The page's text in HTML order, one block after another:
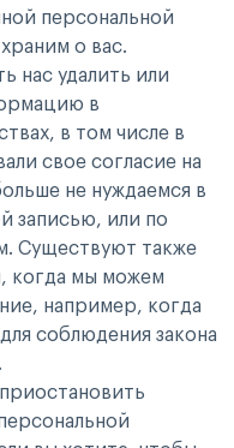
персональной
о вас.
нас удалить или
в
в том числе в
свое согласие на
не нуждаемся в
записью, или по
Существуют также
когда мы можем
например, когда
соблюдения закона